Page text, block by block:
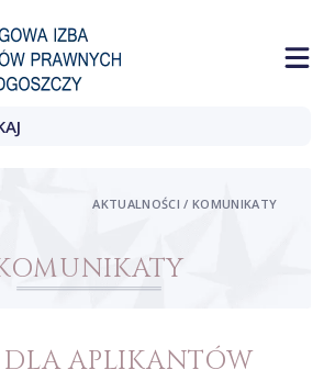
AKTUALNOŚCI / KOMUNIKATY
APLIKANTÓW